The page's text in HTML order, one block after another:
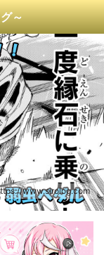
～
www.sirolog.com